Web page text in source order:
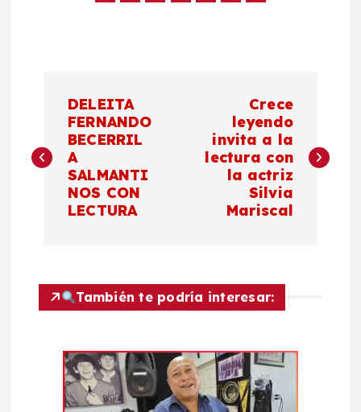
v
a
DELEITA
FERNANDO
BECERRIL
A
SALMANTI
NOS CON
LECTURA
Crece
leyendo
invita a la
lectura con
la actriz
Silvia
Mariscal
También te podría interesar: